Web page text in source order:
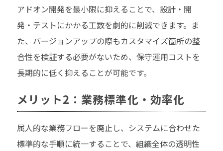
アドオン開発を最小限に抑えることで、設計・開
発・テストにかかる工数を劇的に削減できます。ま
た、バージョンアップの際もカスタマイズ箇所の整
合性を検証する必要がないため、保守運用コストを
長期的に低く抑えることが可能です。
メリット2：業務標準化・効率化
属人的な業務フローを廃止し、システムに合わせた
標準的な手順に統一することで、組織全体の透明性